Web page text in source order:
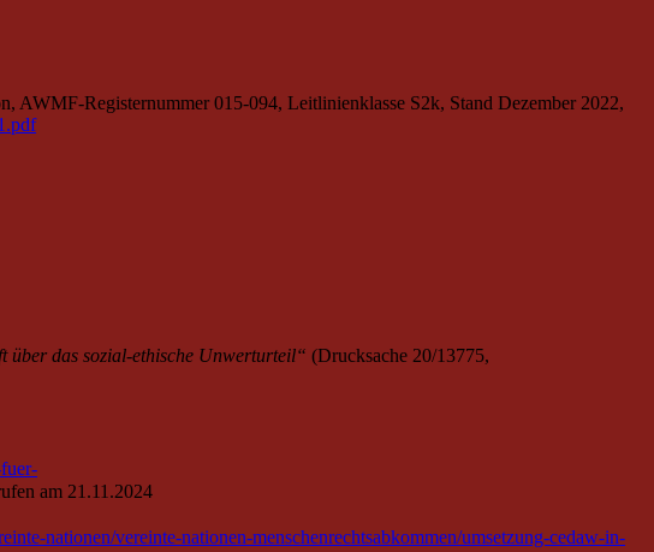
AWMF-Registernummer 015-094, Leitlinienklasse S2k, Stand Dezember 2022,
über das sozial-ethische Unwerturteil“ (Drucksache 20/13775,
am 21.11.2024
nationen/vereinte-nationen-menschenrechtsabkommen/umsetzung-cedaw-in-